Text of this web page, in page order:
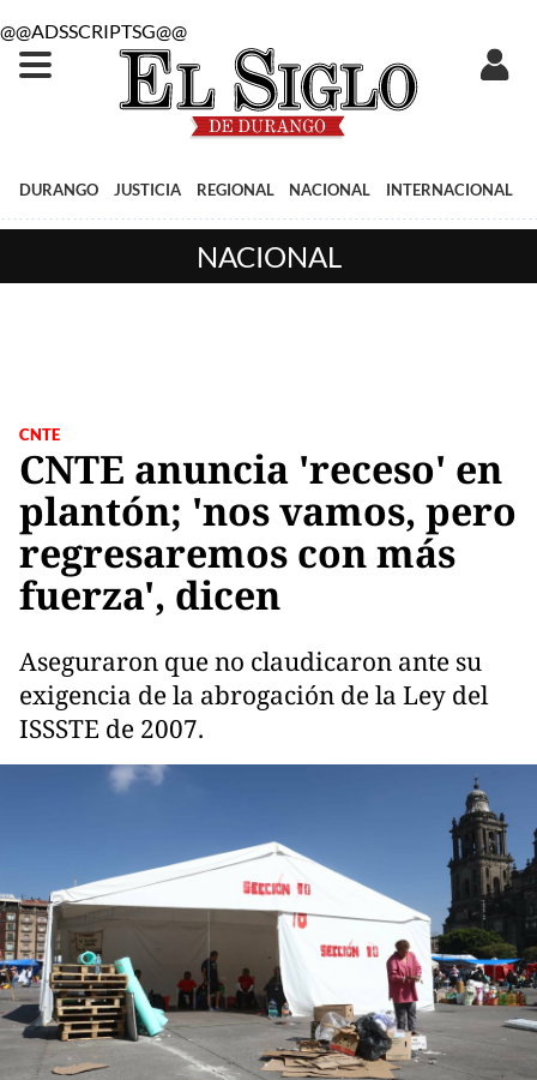
@@ADSSCRIPTSG@@
DURANGO JUSTICIA REGIONAL NACIONAL INTERNACIONAL
NACIONAL
CNTE
CNTE anuncia 'receso' en
plantón; 'nos vamos, pero
regresaremos con más
fuerza', dicen
Aseguraron que no claudicaron ante su
exigencia de la abrogación de la Ley del
ISSSTE de 2007.